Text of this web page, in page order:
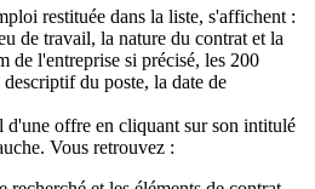
restituée dans la liste, s'affichent :
de travail, la nature du contrat et la
de l'entreprise si précisé, les 200
du poste, la date de
d'une offre en cliquant sur son intitulé
Vous retrouvez :